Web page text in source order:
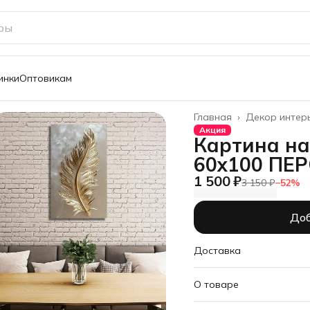
Оптовикам
Декор
Главная ›
Акция
Картина
60х100
1 500 ₽3 150 ₽−52%
Доставка
О товаре